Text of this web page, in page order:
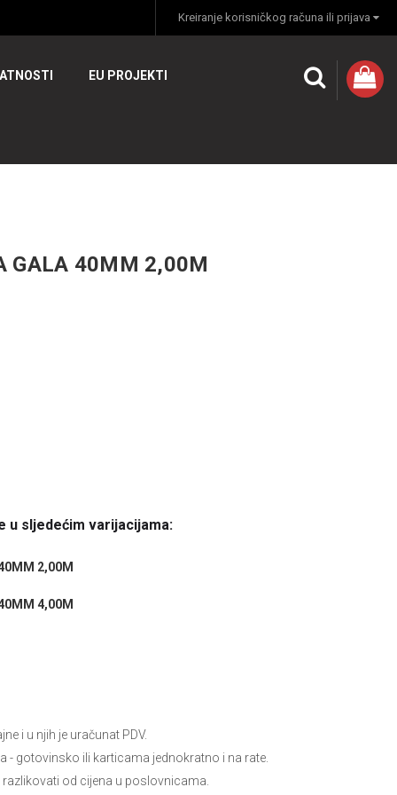
Kreiranje korisničkog računa ili prijava
EU PROJEKTI
GALA 40MM 2,00M
u sljedećim varijacijama:
2,00M
4,00M
i u njih je uračunat PDV.
- gotovinsko ili karticama jednokratno i na rate.
od cijena u poslovnicama.